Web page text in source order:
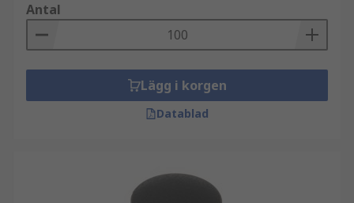
Antal
Lägg i korgen
Datablad